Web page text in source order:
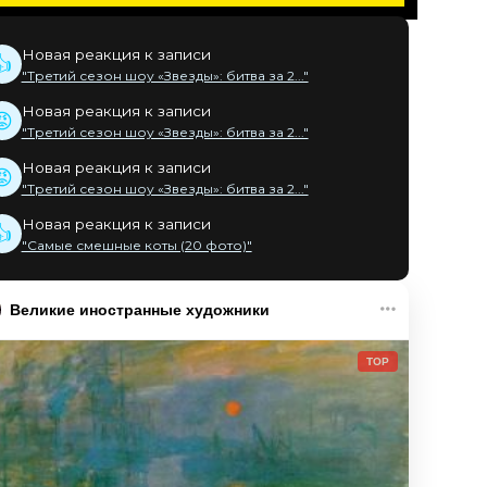
Новая реакция к записи
"Третий сезон шоу «Звезды»: битва за 2..."
Новая реакция к записи
"Третий сезон шоу «Звезды»: битва за 2..."
Новая реакция к записи
"Третий сезон шоу «Звезды»: битва за 2..."
Новая реакция к записи
"Самые смешные коты (20 фото)"
Великие иностранные художники
TOP